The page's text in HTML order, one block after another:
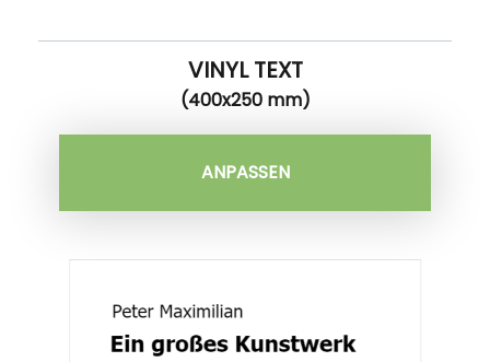
VINYL TEXT
(400x250 mm)
ANPASSEN